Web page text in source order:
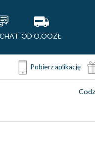
OD O,OOZŁ
Pobierz aplikację